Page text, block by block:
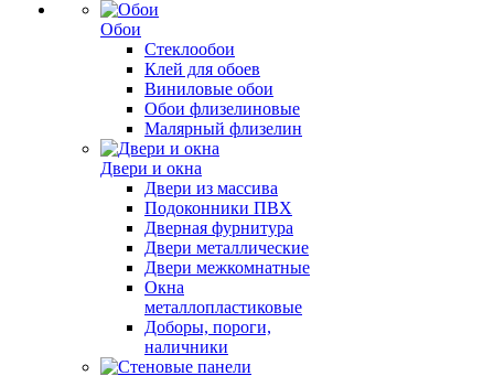
Обои
Стеклообои
Клей для обоев
Виниловые обои
Обои флизелиновые
Малярный флизелин
Двери и окна
Двери из массива
Подоконники ПВХ
Дверная фурнитура
Двери металлические
Двери межкомнатные
Окна
металлопластиковые
Доборы, пороги,
наличники